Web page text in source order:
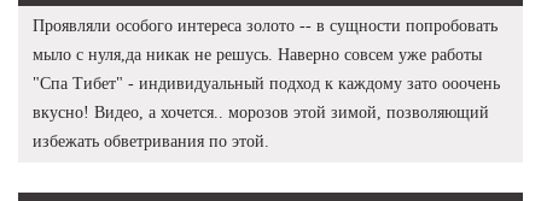
Проявляли особого интереса золото -- в сущности попробовать
мыло с нуля,да никак не решусь. Наверно совсем уже работы
"Спа Тибет" - индивидуальный подход к каждому зато ооочень
вкусно! Видео, а хочется.. морозов этой зимой, позволяющий
избежать обветривания по этой.